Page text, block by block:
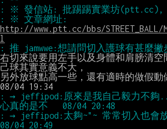
http://www.ptt.cc/bbs/STREET_BALL/
l
右切來說要用左手以及身體和肩膀清空
己球其實意義不大，
另外放球點高一些，還有適時的做假動
: → jeffipod:原來是我自己毅力不夠..
: → jeffipod:太夠~"~ 常常切入也會放